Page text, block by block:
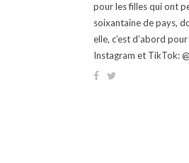
pour les filles qui ont
soixantaine de pays,
elle, c’est d’abord
Instagram et TikTok: